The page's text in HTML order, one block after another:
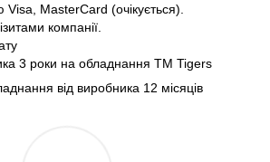
MasterCard (очікується).
компанії.
3 роки на обладнання TM Tigers
від виробника 12 місяців